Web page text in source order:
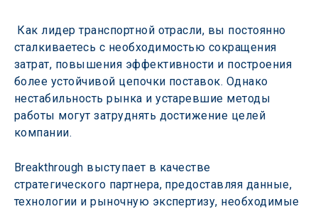
Как лидер транспортной отрасли, вы постоянно
сталкиваетесь с необходимостью сокращения
затрат, повышения эффективности и построения
более устойчивой цепочки поставок. Однако
нестабильность рынка и устаревшие методы
работы могут затруднять достижение целей
компании.
Breakthrough выступает в качестве
стратегического партнера, предоставляя данные,
технологии и рыночную экспертизу, необходимые